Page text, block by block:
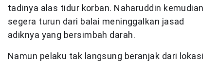
tadinya alas tidur korban. Naharuddin kemudian
segera turun dari balai meninggalkan jasad
adiknya yang bersimbah darah.
Namun pelaku tak langsung beranjak dari lokasi